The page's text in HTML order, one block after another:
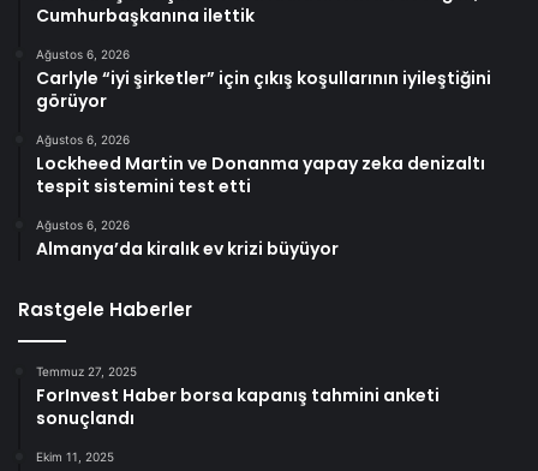
Cumhurbaşkanına ilettik
Ağustos 6, 2026
Carlyle “iyi şirketler” için çıkış koşullarının iyileştiğini
görüyor
Ağustos 6, 2026
Lockheed Martin ve Donanma yapay zeka denizaltı
tespit sistemini test etti
Ağustos 6, 2026
Almanya’da kiralık ev krizi büyüyor
Rastgele Haberler
Temmuz 27, 2025
ForInvest Haber borsa kapanış tahmini anketi
sonuçlandı
Ekim 11, 2025